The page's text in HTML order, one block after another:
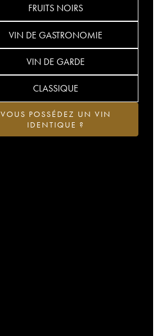
FRUITS NOIRS
VIN DE GASTRONOMIE
VIN DE GARDE
CLASSIQUE
VOUS POSSÉDEZ UN VIN
IDENTIQUE ?